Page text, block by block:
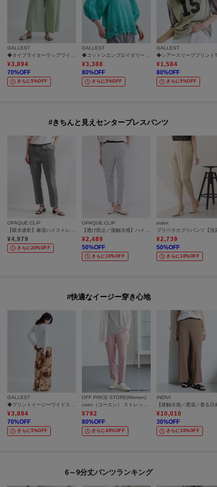
GALLEST
◆タイプライターラップワイドパンツ
¥3,894
70%OFF
さらに5%OFF
GALLEST
◆コットンエンブロイダリーブラウス
¥3,388
80%OFF
さらに5%OFF
GALLEST
¥1,584
80%OFF
さらに5%OFF
#きちんと見えセンタープレスパンツ
OPAQUE.CLIP
¥4,979
さらに20%OFF
OPAQUE.CLIP
¥2,489
50%OFF
さらに10%OFF
index
¥2,739
50%OFF
さらに10%OFF
#快適なイージー穿き心地
GALLEST
◆プリントイージーワイドストレートパンツ
¥3,894
70%OFF
さらに5%OFF
OFF PRICE STORE(Women)
coen（コーエン） ストレッチポンチ イージーテーパードパンツ【SALE/セール/カジュアル/デイリー/トレンド/きれいめカジュアル】
¥792
80%OFF
さらに40%OFF
INDIVI
¥10,010
30%OFF
さらに10%OFF
6～9分丈パンツランキング